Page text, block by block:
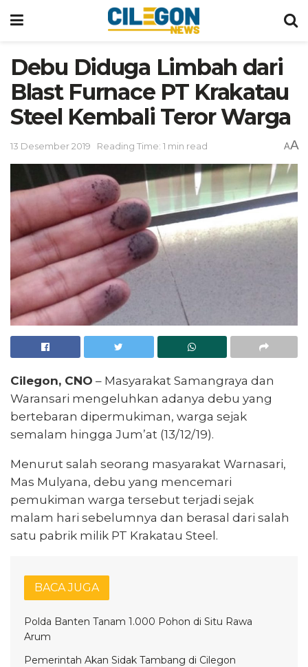
Debu Diduga Limbah dari
Blast Furnace PT Krakatau
Steel Kembali Teror Warga
13 Desember 2019 Reading Time: 1 min read AA
Cilegon, CNO – Masyarakat Samangraya dan
Waransari mengeluhkan adanya debu yang
bertebaran dipermukiman, warga sejak
semalam hingga Jum’at (13/12/19).
Menurut salah seorang masyarakat Warnasari,
Mas Mulyana, debu yang mencemari
pemukiman warga tersebut terjadi sejak
malam hari sebelumnya dan berasal dari salah
satu pabrik milik PT Krakatau Steel.
BACA JUGA
Polda Banten Tanam 1.000 Pohon di Situ Rawa
Arum
Pemerintah Akan Sidak Tambang di Cilegon